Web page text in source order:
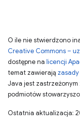
O ile nie stwierdzono
Creative Commons –
dostępne na licencji
temat zawierają
Java jest
podmiotów
Ostatnia aktualizacja: